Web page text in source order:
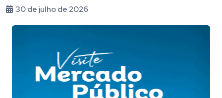
30 de julho de 2026